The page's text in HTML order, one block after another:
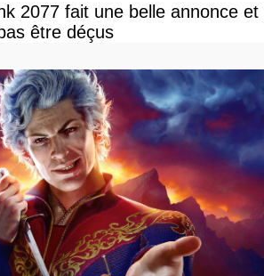
2077 fait une belle annonce et
être déçus